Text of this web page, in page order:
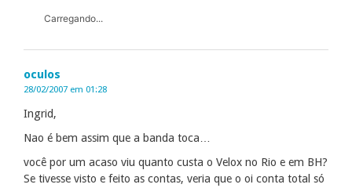
Carregando...
oculos
28/02/2007 em 01:28
Ingrid,
Nao é bem assim que a banda toca…
você por um acaso viu quanto custa o Velox no Rio e em BH?
Se tivesse visto e feito as contas, veria que o oi conta total só